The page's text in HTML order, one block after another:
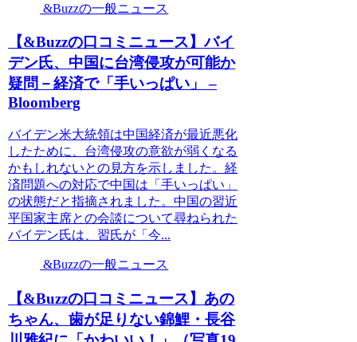
&Buzzの一般ニュース
【&Buzzの口コミニュース】バイ
デン氏、中国に台湾侵攻が可能か
疑問－経済で「手いっぱい」 –
Bloomberg
バイデン米大統領は中国経済が最近悪化
したために、台湾侵攻の意欲が弱くなる
かもしれないとの見方を示しました。経
済問題への対応で中国は「手いっぱい」
の状態だと指摘されました。中国の習近
平国家主席との会談について尋ねられた
バイデン氏は、習氏が「今...
&Buzzの一般ニュース
【&Buzzの口コミニュース】あの
ちゃん、歯が足りない錦鯉・長谷